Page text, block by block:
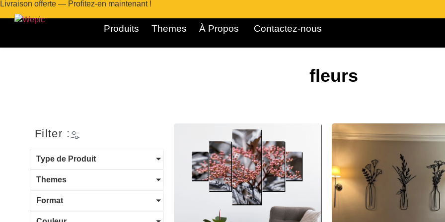
Livraison offerte — Profitez-en maintenant !
Produits Themes À Propos ​ Contactez-nous
fleurs
Filter :
Type de Produit
Themes
Format